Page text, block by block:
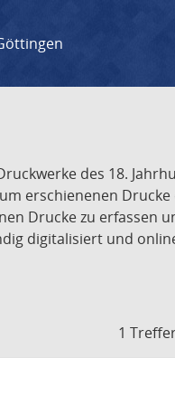
des 18.
erschienenen Drucke
Drucke zu erfassen
digitalisiert und
1